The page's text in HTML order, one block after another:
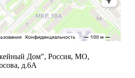
Дом", Россия, МО,
д.6А